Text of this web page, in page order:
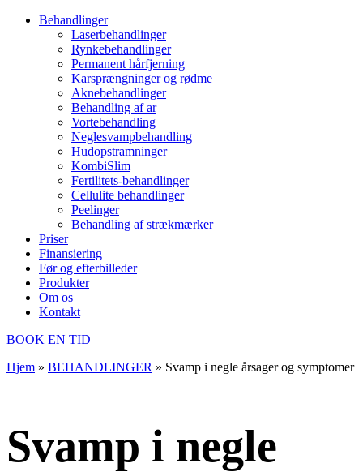
Behandlinger
Laserbehandlinger
Rynkebehandlinger
Permanent hårfjerning
Karsprængninger og rødme
Aknebehandlinger
Behandling af ar
Vortebehandling
Neglesvampbehandling
Hudopstramninger
KombiSlim
Fertilitets-behandlinger
Cellulite behandlinger
Peelinger
Behandling af strækmærker
Priser
Finansiering
Før og efterbilleder
Produkter
Om os
Kontakt
BOOK EN TID
Hjem » BEHANDLINGER » Svamp i negle årsager og symptomer
Svamp i negle